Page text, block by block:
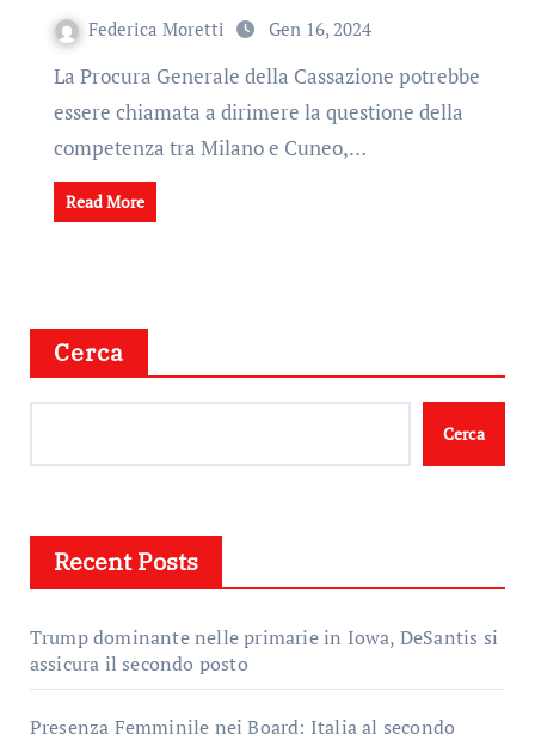
Federica Moretti Gen 16, 2024
La Procura Generale della Cassazione potrebbe
essere chiamata a dirimere la questione della
competenza tra Milano e Cuneo,…
Read More
Cerca
Cerca
Recent Posts
Trump dominante nelle primarie in Iowa, DeSantis si
assicura il secondo posto
Presenza Femminile nei Board: Italia al secondo